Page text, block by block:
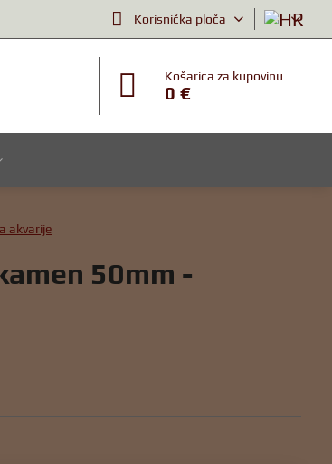
Korisnička ploča
Košarica za kupovinu
0 €
akvarije
50mm -